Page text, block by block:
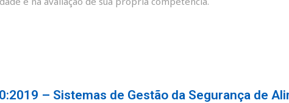
– Sistemas de Gestão da Segurança de